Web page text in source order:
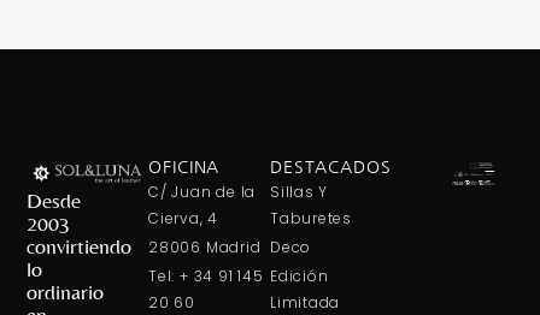
Desde
2003
convirtiendo
lo
ordinario
OFICINA
C/ Juan de la
Cierva, 4
28006 Madrid
Tel: + 34 91 145
20 60
DESTACADOS
Sillas Y
Taburetes
Deco
Edición
Limitada